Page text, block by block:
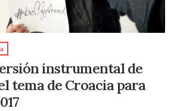
instrumental de
tema de Croacia para